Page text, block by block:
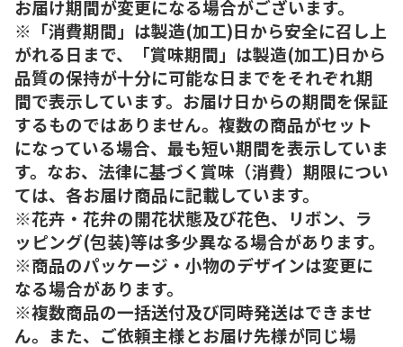
お届け期間が変更になる場合がございます。
※「消費期間」は製造(加工)日から安全に召し上
がれる日まで、「賞味期間」は製造(加工)日から
品質の保持が十分に可能な日までをそれぞれ期
間で表示しています。お届け日からの期間を保証
するものではありません。複数の商品がセット
になっている場合、最も短い期間を表示していま
す。なお、法律に基づく賞味（消費）期限につい
ては、各お届け商品に記載しています。
※花卉・花弁の開花状態及び花色、リボン、ラ
ッピング(包装)等は多少異なる場合があります。
※商品のパッケージ・小物のデザインは変更に
なる場合があります。
※複数商品の一括送付及び同時発送はできませ
ん。また、ご依頼主様とお届け先様が同じ場